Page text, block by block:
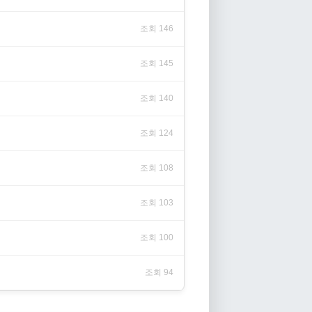
조회 146
조회 145
조회 140
조회 124
조회 108
조회 103
조회 100
조회 94